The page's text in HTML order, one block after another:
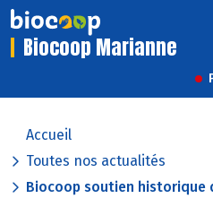
Biocoop Marianne
Accueil
Toutes nos actualités
Biocoop soutien historique